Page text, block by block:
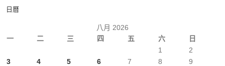
日曆
八月 2026
一
二 三 四 五 六 日
1
2
3
4 5 6 7 8
9